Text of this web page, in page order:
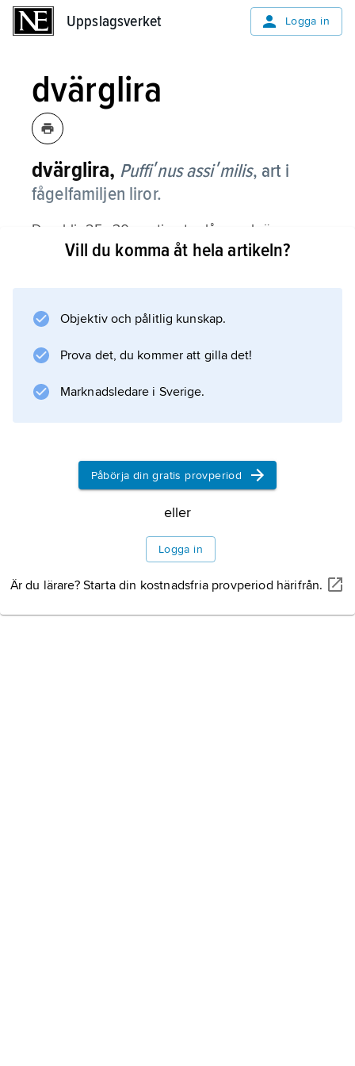
Uppslagsverket Logga in
dvärglira
dvärglira, Puffiʹnus assiʹmilis, art i
fågelfamiljen liror.
Den blir 25–30 centimeter lång och är
därmed en av de minsta lirorna. Den är
mindre lira
och mycket snabbare och helt annorlunda
småfisk och kräftdjur,
Information om artikeln
Vill du komma åt hela artikeln?
Objektiv och pålitlig kunskap.
Prova det, du kommer att gilla det!
Marknadsledare i Sverige.
Påbörja din gratis provperiod
eller
Logga in
Är du lärare? Starta din kostnadsfria provperiod härifrån.